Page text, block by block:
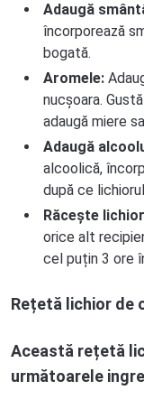
Adaugă
încorporează
bogată.
Aromele:
nucșoara.
adaugă miere
Adaugă
alcoolică,
după ce
Răcește
orice alt
cel puțin 3 ore
Rețetă lichior de
Această rețetă
următoarele